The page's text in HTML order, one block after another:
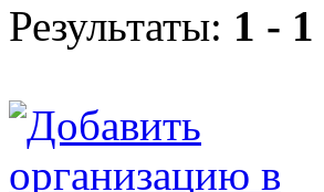
Результаты: 1 - 1